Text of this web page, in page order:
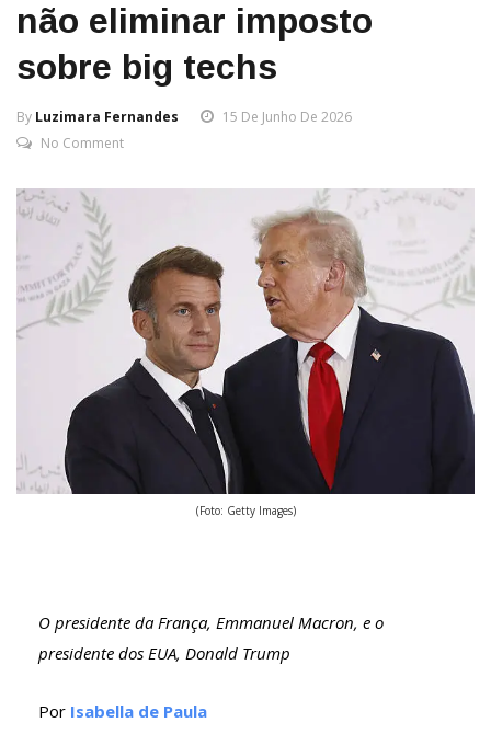
não eliminar imposto
sobre big techs
By Luzimara Fernandes
15 De Junho De 2026
No Comment
(Foto: Getty Images)
O presidente da França, Emmanuel Macron, e o
presidente dos EUA, Donald Trump
Por Isabella de Paula